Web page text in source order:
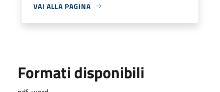
VAI ALLA PAGINA
Formati disponibili